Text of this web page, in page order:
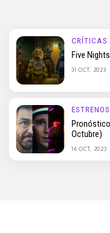
CRÍTICAS
Five
31 OCT, 2023
ESTRENOS
Octubre)
16 OCT, 2023